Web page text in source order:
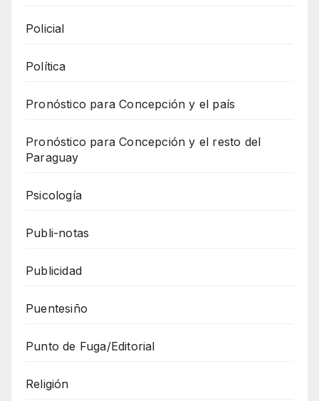
Policial
Política
Pronóstico para Concepción y el país
Pronóstico para Concepción y el resto del
Paraguay
Psicología
Publi-notas
Publicidad
Puentesiño
Punto de Fuga/Editorial
Religión